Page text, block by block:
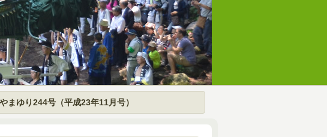
まゆり244号（平成23年11月号）